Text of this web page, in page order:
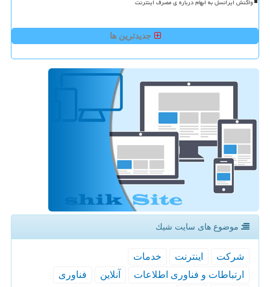
واکنش ایرانسل به ابهام درباره ی مصرف اینترنت
جدیدترین ها
موضوع های سایت شیك
شركت اینترنت
خدمات
ارتباطات و فناوری اطلاعات
آنلاین
فناوری